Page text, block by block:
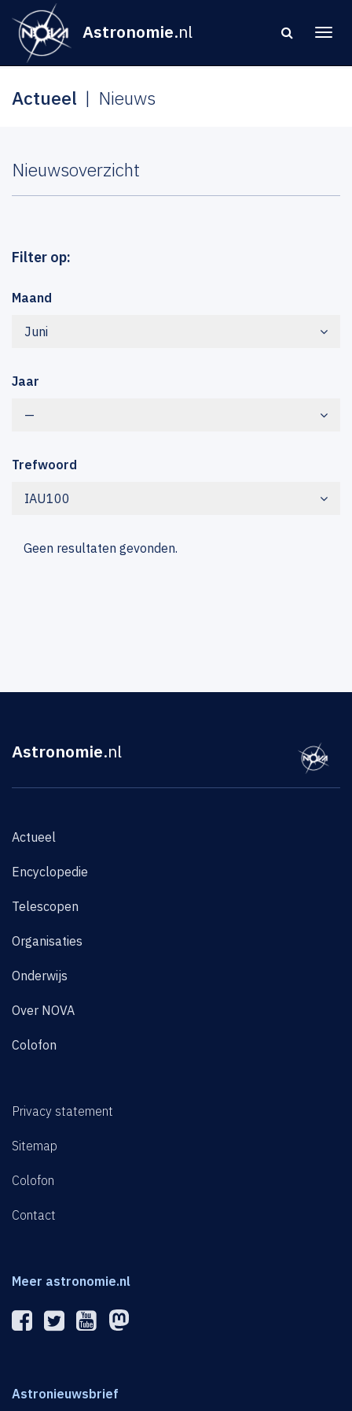
Astronomie.nl
Actueel Nieuws
Nieuwsoverzicht
Filter op:
Maand
Juni
Jaar
—
Trefwoord
IAU100
Geen resultaten gevonden.
Astronomie.nl
Actueel
Encyclopedie
Telescopen
Organisaties
Onderwijs
Over NOVA
Colofon
Privacy statement
Sitemap
Colofon
Contact
Meer astronomie.nl
Astronieuwsbrief